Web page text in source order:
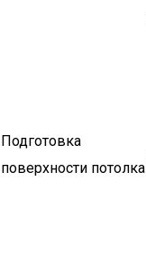
Подготовка
поверхности потолка